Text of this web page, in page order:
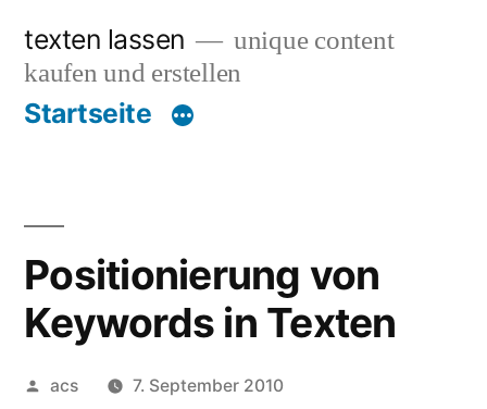
Inhalt
springen
texten lassen
unique content
kaufen und erstellen
Startseite
Positionierung von
Keywords in Texten
Veröffentlicht
acs 7. September 2010